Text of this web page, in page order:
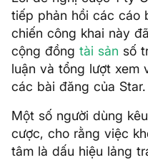
tiếp phản hồi các cáo
chiến công khai này
cộng đồng tài sản số
luận và tổng lượt xem
các bài đăng của Star.
Một số người dùng
cược, cho rằng việc
tâm là dấu hiệu lảng